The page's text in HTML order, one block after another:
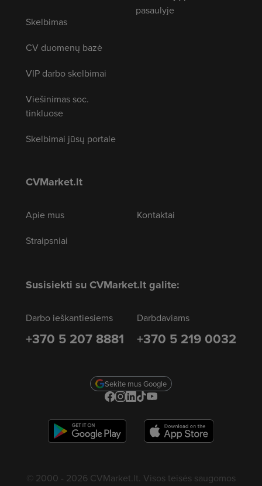
Skelbimas
CV duomenų bazė
VIP darbo skelbimai
Viešinimas soc.
tinkluose
Skelbimai jūsų portale
pasaulyje
CVMarket.lt
Apie mus
Straipsniai
Kontaktai
Susisiekti su CVMarket.lt galite:
Darbo ieškantiesiems
+370 5 207 8881
Darbdaviams
+370 5 219 0032
Sekite mus Google
© 2000 - 2026 CVMarket.lt. Visos teisės saugomos